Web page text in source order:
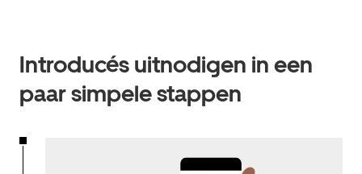
Introducés uitnodigen in een
paar simpele stappen